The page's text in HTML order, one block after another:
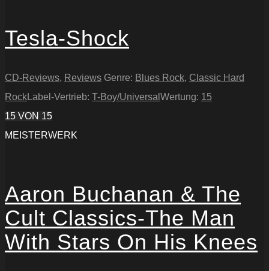
Tesla-Shock
CD-Reviews, Reviews Genre: Blues Rock, Classic Hard
RockLabel-Vertrieb: T-Boy/Universal Wertung: 15
15 VON 15
MEISTERWERK
Aaron Buchanan & The
Cult Classics-The Man
With Stars On His Knees